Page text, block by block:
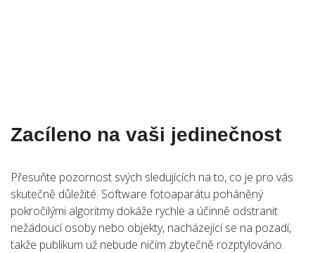
Zacíleno na vaši jedinečnost
Přesuňte pozornost svých sledujících na to, co je pro vás
skutečně důležité. Software fotoaparátu poháněný
pokročilými algoritmy dokáže rychle a účinně odstranit
nežádoucí osoby nebo objekty, nacházející se na pozadí,
takže publikum už nebude ničím zbytečně rozptylováno.